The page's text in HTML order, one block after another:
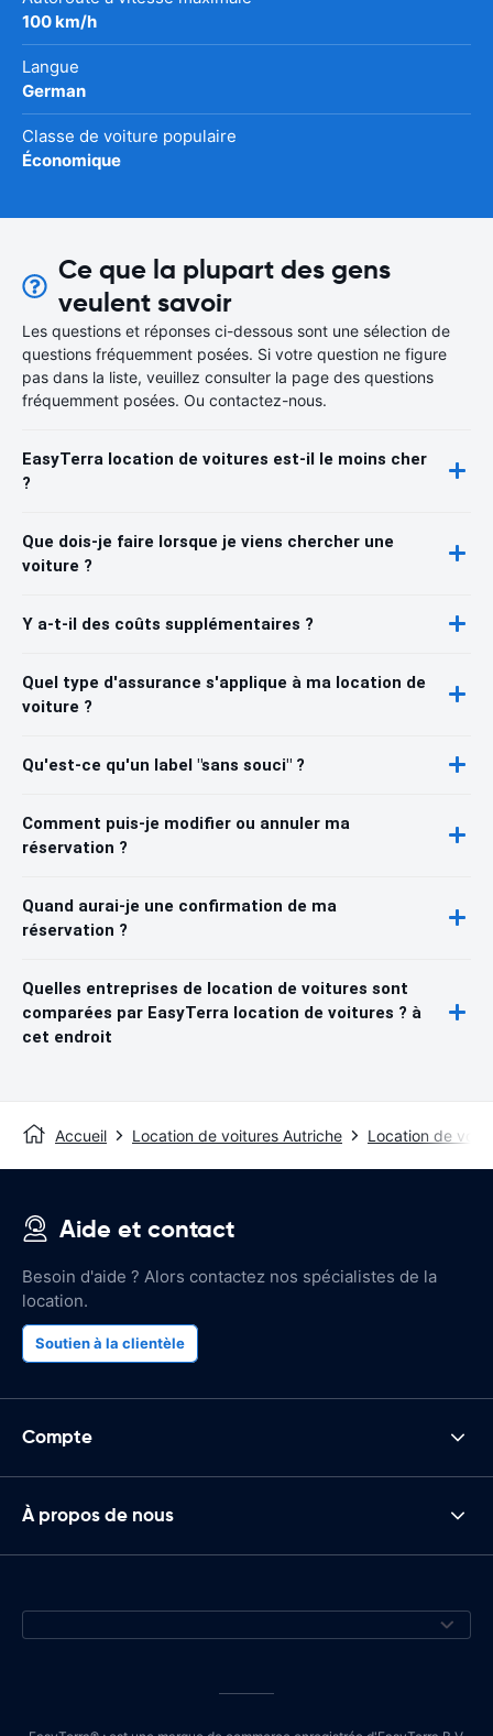
100 km/h
Langue
German
Classe de voiture populaire
Économique
Ce que la plupart des gens
veulent savoir
Les questions et réponses ci-dessous sont une sélection de
questions fréquemment posées. Si votre question ne figure
pas dans la liste, veuillez consulter la page des questions
fréquemment posées. Ou contactez-nous.
EasyTerra location de voitures est-il le moins cher
?
Que dois-je faire lorsque je viens chercher une
voiture ?
Y a-t-il des coûts supplémentaires ?
Quel type d'assurance s'applique à ma location de
voiture ?
Qu'est-ce qu'un label "sans souci" ?
Comment puis-je modifier ou annuler ma
réservation ?
Quand aurai-je une confirmation de ma
réservation ?
Quelles entreprises de location de voitures sont
comparées par EasyTerra location de voitures ? à
cet endroit
Accueil Location de voitures Autriche Location de
Aide et contact
Besoin d'aide ? Alors contactez nos spécialistes de la
location.
Soutien à la clientèle
Compte
À propos de nous